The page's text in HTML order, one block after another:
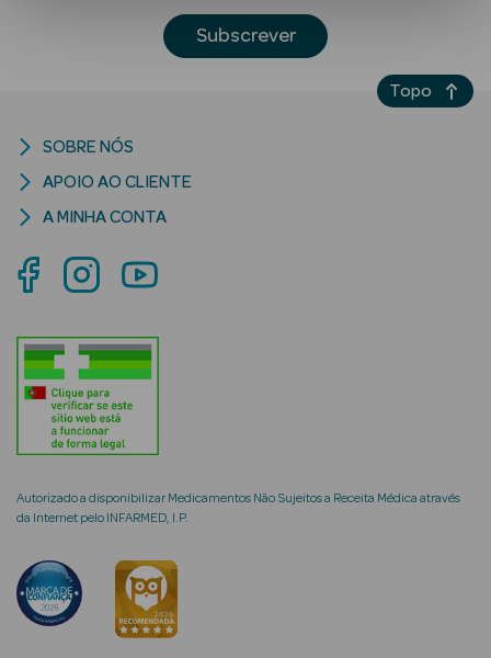
Ver Tudo
Corpo
Rosto
Lábios
Solares Bebé e
Criança
Rosto e
Subscrever
Autorizado a disponibilizar Medicamentos Não Sujeitos a Receita Médica através
da Internet pelo INFARMED, I.P.
SOBRE NÓS
APOIO AO CLIENTE
A MINHA CONTA
Topo